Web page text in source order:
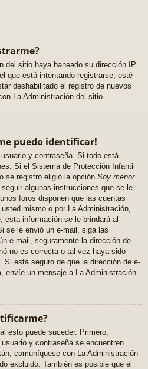
del sitio haya baneado su dirección IP
que está intentando registrarse, esté
deshabilitado el registro de nuevos
La Administración del sitio.
puedo identificar!
y contraseña. Si todo está
Si el Sistema de Protección Infantil
se registró eligió la opción Soy menor
algunas instrucciones que se le
foros disponen que las cuentas
mismo o por La Administración,
esta información se le brindará al
se le envió un e-mail, siga las
e-mail, seguramente la dirección de
no es correcta o tal vez haya sido
Si está seguro de que la dirección de e-
envíe un mensaje a La Administración.
esto puede suceder. Primero,
y contraseña se encuentren
comuníquese con La Administración
excluido. También es posible que el